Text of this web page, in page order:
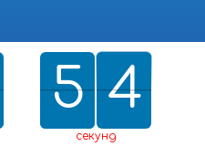
0
5
5
0 4
3
3
4
секунд